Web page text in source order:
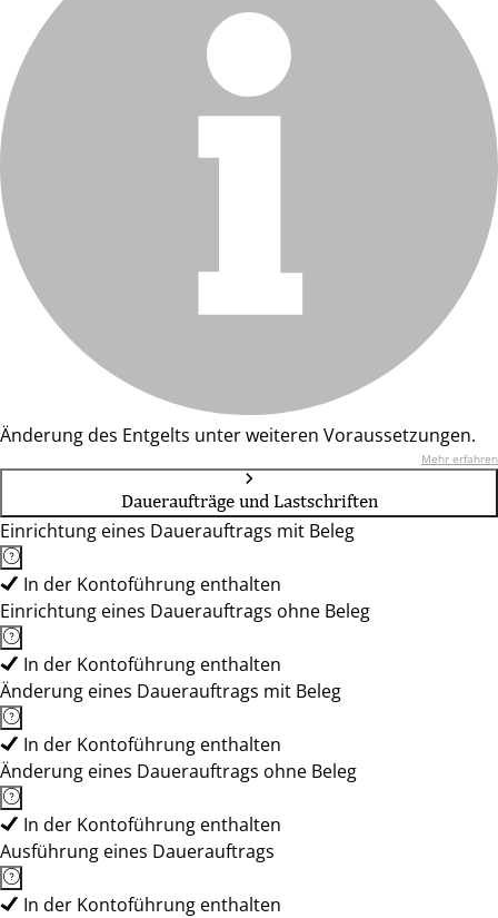
Änderung des Entgelts unter weiteren Voraussetzungen.
Mehr erfahren
Daueraufträge und Lastschriften
Einrichtung eines Dauerauftrags mit Beleg
In der Kontoführung enthalten
Einrichtung eines Dauerauftrags ohne Beleg
In der Kontoführung enthalten
Änderung eines Dauerauftrags mit Beleg
In der Kontoführung enthalten
Änderung eines Dauerauftrags ohne Beleg
In der Kontoführung enthalten
Ausführung eines Dauerauftrags
In der Kontoführung enthalten